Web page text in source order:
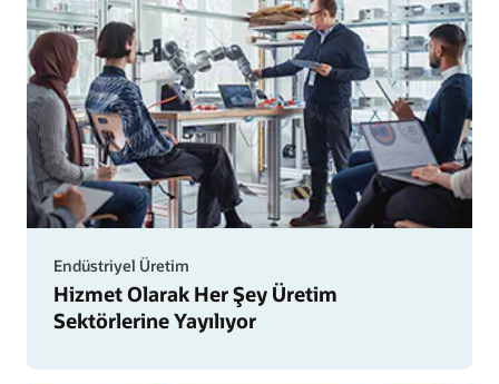
Endüstriyel Üretim
Hizmet Olarak Her Şey Üretim
Sektörlerine Yayılıyor